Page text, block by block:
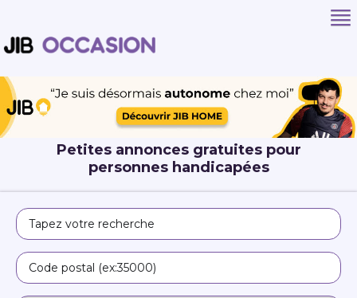
Petites annonces gratuites pour
personnes handicapées